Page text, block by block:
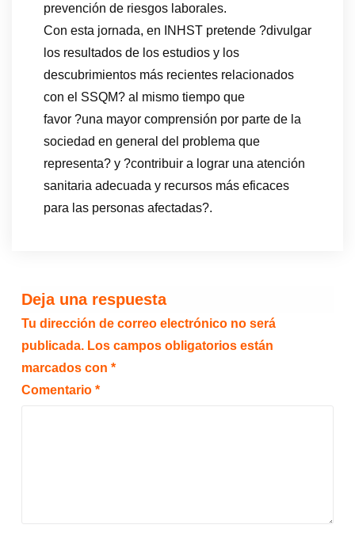
prevención de riesgos laborales.
Con esta jornada, en INHST pretende ?divulgar
los resultados de los estudios y los
descubrimientos más recientes relacionados
con el SSQM? al mismo tiempo que
favor ?una mayor comprensión por parte de la
sociedad en general del problema que
representa? y ?contribuir a lograr una atención
sanitaria adecuada y recursos más eficaces
para las personas afectadas?.
Deja una respuesta
Tu dirección de correo electrónico no será
publicada. Los campos obligatorios están
marcados con *
Comentario *